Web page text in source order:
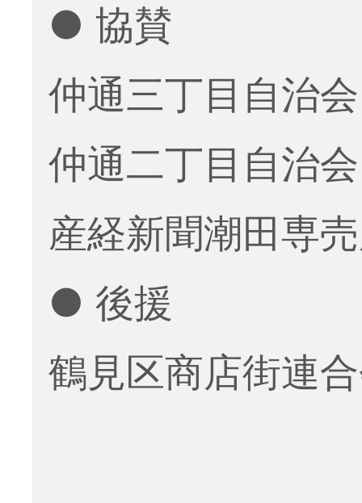
● 協賛
仲通三丁目自治会
仲通二丁目自治会
産経新聞潮田専
● 後援
鶴見区商店街連